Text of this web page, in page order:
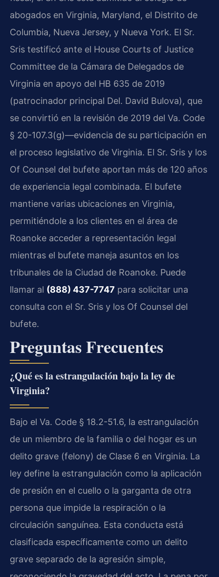
abogados en Virginia, Maryland, el Distrito de
Columbia, Nueva Jersey, y Nueva York. El Sr.
Sris testificó ante el House Courts of Justice
Committee de la Cámara de Delegados de
Virginia en apoyo del HB 635 de 2019
(patrocinador principal Del. David Bulova), que
se convirtió en la revisión de 2019 del Va. Code
§ 20-107.3(g)—evidencia de su participación en
el proceso legislativo de Virginia. El Sr. Sris y los
Of Counsel del bufete aportan más de 120 años
de experiencia legal combinada. El bufete
mantiene varias ubicaciones en Virginia,
permitiéndole a los clientes en el área de
Roanoke acceder a representación legal
mientras el bufete maneja asuntos en los
tribunales de la Ciudad de Roanoke. Puede
llamar al (888) 437-7747 para solicitar una
consulta con el Sr. Sris y los Of Counsel del
bufete.
Preguntas Frecuentes
¿Qué es la estrangulación bajo la ley de
Virginia?
Bajo el Va. Code § 18.2-51.6, la estrangulación
de un miembro de la familia o del hogar es un
delito grave (felony) de Clase 6 en Virginia. La
ley define la estrangulación como la aplicación
de presión en el cuello o la garganta de otra
persona que impide la respiración o la
circulación sanguínea. Esta conducta está
clasificada específicamente como un delito
grave separado de la agresión simple,